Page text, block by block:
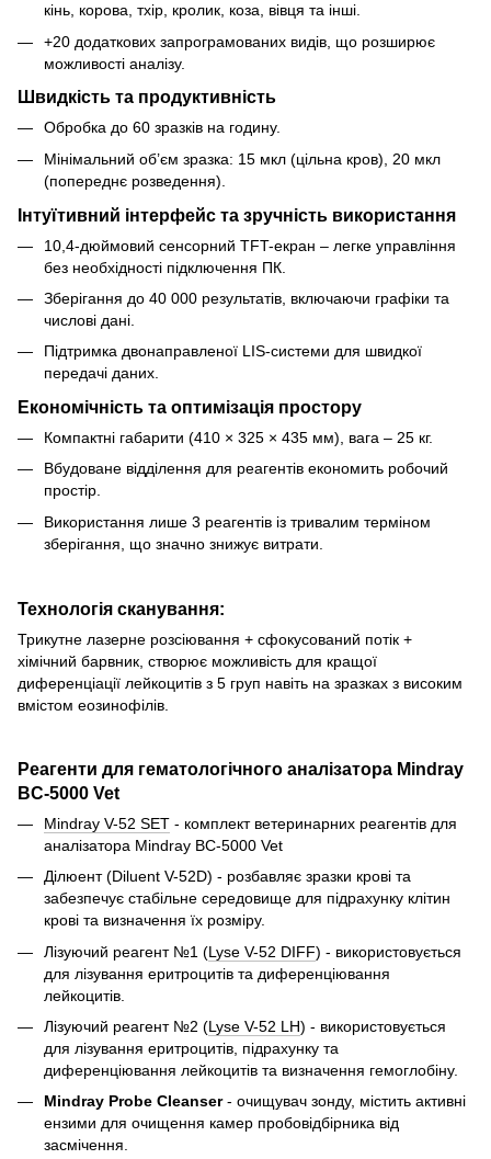
кінь, корова, тхір, кролик, коза, вівця та інші.
+20 додаткових запрограмованих видів, що розширює
можливості аналізу.
Швидкість та продуктивність
Обробка до 60 зразків на годину.
Мінімальний об’єм зразка: 15 мкл (цільна кров), 20 мкл
(попереднє розведення).
Інтуїтивний інтерфейс та зручність використання
10,4-дюймовий сенсорний TFT-екран – легке управління
без необхідності підключення ПК.
Зберігання до 40 000 результатів, включаючи графіки та
числові дані.
Підтримка двонаправленої LIS-системи для швидкої
передачі даних.
Економічність та оптимізація простору
Компактні габарити (410 × 325 × 435 мм), вага – 25 кг.
Вбудоване відділення для реагентів економить робочий
простір.
Використання лише 3 реагентів із тривалим терміном
зберігання, що значно знижує витрати.
Технологія сканування:
Трикутне лазерне розсіювання + сфокусований потік +
хімічний барвник, створює можливість для кращої
диференціації лейкоцитів з 5 груп навіть на зразках з високим
вмістом еозинофілів.
Реагенти для гематологічного аналізатора Mindray
BC-5000 Vet
Mindray V-52 SET - комплект ветеринарних реагентів для
аналізатора Mindray BC-5000 Vet
Ділюент (Diluent V-52D) - розбавляє зразки крові та
забезпечує стабільне середовище для підрахунку клітин
крові та визначення їх розміру.
Лізуючий реагент №1 (Lyse V-52 DIFF) - використовується
для лізування еритроцитів та диференціювання
лейкоцитів.
Лізуючий реагент №2 (Lyse V-52 LH) - використовується
для лізування еритроцитів, підрахунку та
диференціювання лейкоцитів та визначення гемоглобіну.
Mindray Probe Cleanser- очищувач зонду, містить активні
ензими для очищення камер пробовідбірника від
засмічення.